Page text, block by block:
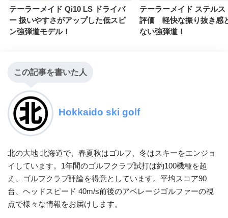
テーラーメイド Qi10 LS ドライバ
ー 扱いやすさがアップした低スピ
ン強弾道モデル！
テーラーメイド ステルス
評価 軽快な振り抜き感
ない強弾道！
この記事を書いた人
Hokkaido ski golf
北の大地 北海道で、春夏秋はゴルフ、冬はスキーをエンジョ
イしています。1年間のゴルフクラブ試打は約100機種を超
え、ゴルフクラブ評論を得意としています。平均スコア90
台、ヘッドスピード 40m/s前後のアベレージゴルファーの視
点で様々な情報をお届けします。